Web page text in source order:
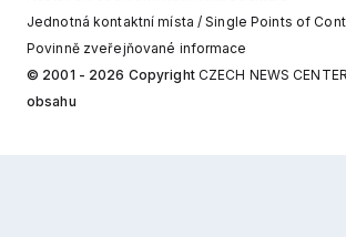
Jednotná kontaktní místa / Single Points of
Povinně zveřejňované informace
© 2001 - 2026 Copyright CZECH NEWS
obsahu